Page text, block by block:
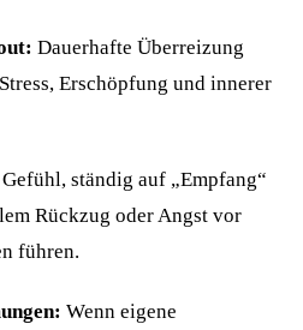
Dauerhafte Überreizung
Erschöpfung und innerer
ständig auf „Empfang“
Rückzug oder Angst vor
führen.
Wenn eigene